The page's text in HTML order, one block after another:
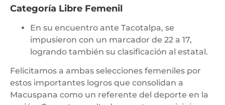
Categoría Libre Femenil
En su encuentro ante Tacotalpa, se
impusieron con un marcador de 22 a 17,
logrando también su clasificación al estatal.
Felicitamos a ambas selecciones femeniles por
estos importantes logros que consolidan a
Macuspana como un referente del deporte en la